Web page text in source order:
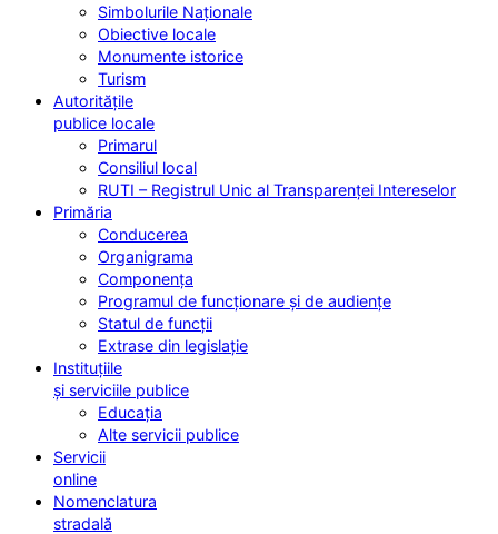
Simbolurile Naționale
Obiective locale
Monumente istorice
Turism
Autoritățile
publice locale
Primarul
Consiliul local
RUTI – Registrul Unic al Transparenței Intereselor
Primăria
Conducerea
Organigrama
Componența
Programul de funcționare și de audiențe
Statul de funcții
Extrase din legislație
Instituțiile
și serviciile publice
Educația
Alte servicii publice
Servicii
online
Nomenclatura
stradală